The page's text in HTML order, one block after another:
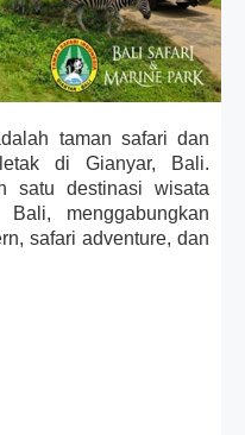
taman safari dan
di Gianyar, Bali.
satu destinasi wisata
menggabungkan
safari adventure, dan